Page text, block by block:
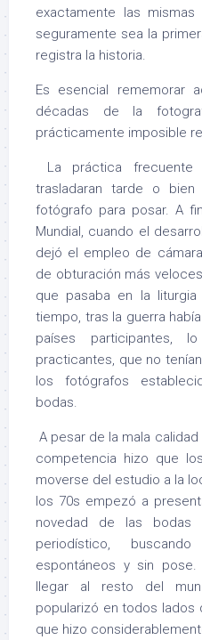
exactamente las
seguramente sea la
registra la historia.
Es esencial rememorar
décadas de la
prácticamente imposible
La práctica
trasladaran tarde o
fotógrafo para posar. A
Mundial, cuando el
dejó el empleo de
de obturación más
que pasaba en la
tiempo, tras la guerra
países participantes,
practicantes, que no
los fotógrafos
bodas.
A pesar de la mala
competencia hizo que
moverse del estudio a la
los 70s empezó a
novedad de las bodas
periodístico,
espontáneos y sin
llegar al resto del
popularizó en todos lados
que hizo